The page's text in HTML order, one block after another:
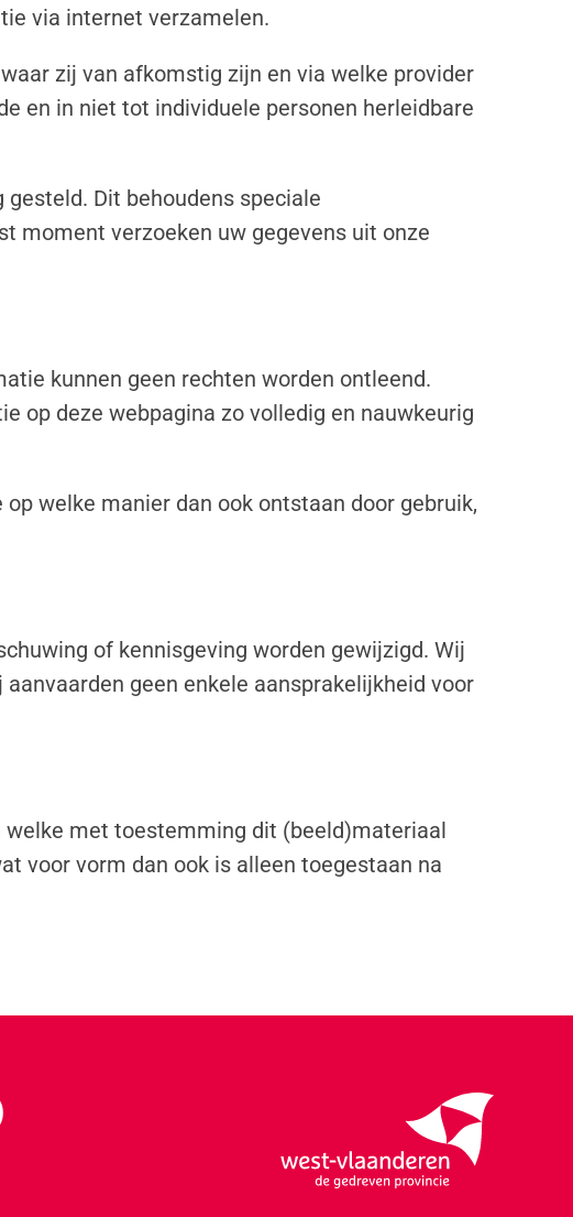
via internet verzamelen.
zij van afkomstig zijn en via welke provider
en in niet tot individuele personen herleidbare
Dit behoudens speciale
moment verzoeken uw gegevens uit onze
kunnen geen rechten worden ontleend.
op deze webpagina zo volledig en nauwkeurig
welke manier dan ook ontstaan door gebruik,
of kennisgeving worden gewijzigd. Wij
geen enkele aansprakelijkheid voor
met toestemming dit (beeld)materiaal
voor vorm dan ook is alleen toegestaan na